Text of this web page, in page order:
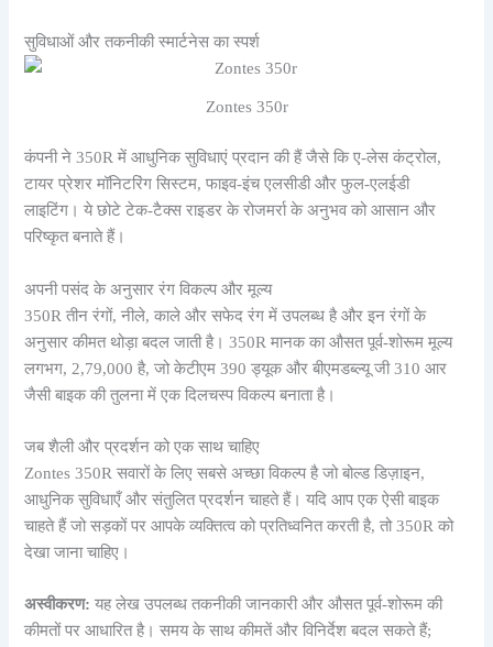
सुविधाओं और तकनीकी स्मार्टनेस का स्पर्श
Zontes 350r
कंपनी ने 350R में आधुनिक सुविधाएं प्रदान की हैं जैसे कि ए-लेस कंट्रोल,
टायर प्रेशर मॉनिटरिंग सिस्टम, फाइव-इंच एलसीडी और फुल-एलईडी
लाइटिंग। ये छोटे टेक-टैक्स राइडर के रोजमर्रा के अनुभव को आसान और
परिष्कृत बनाते हैं।
अपनी पसंद के अनुसार रंग विकल्प और मूल्य
350R तीन रंगों, नीले, काले और सफेद रंग में उपलब्ध है और इन रंगों के
अनुसार कीमत थोड़ा बदल जाती है। 350R मानक का औसत पूर्व-शोरूम मूल्य
लगभग, 2,79,000 है, जो केटीएम 390 ड्यूक और बीएमडब्ल्यू जी 310 आर
जैसी बाइक की तुलना में एक दिलचस्प विकल्प बनाता है।
जब शैली और प्रदर्शन को एक साथ चाहिए
Zontes 350R सवारों के लिए सबसे अच्छा विकल्प है जो बोल्ड डिज़ाइन,
आधुनिक सुविधाएँ और संतुलित प्रदर्शन चाहते हैं। यदि आप एक ऐसी बाइक
चाहते हैं जो सड़कों पर आपके व्यक्तित्व को प्रतिध्वनित करती है, तो 350R को
देखा जाना चाहिए।
अस्वीकरण:यह लेख उपलब्ध तकनीकी जानकारी और औसत पूर्व-शोरूम की
कीमतों पर आधारित है। समय के साथ कीमतें और विनिर्देश बदल सकते हैं;